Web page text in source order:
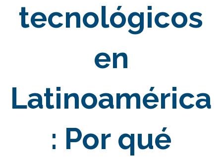
tecnológicos
en
Latinoamérica
: Por qué